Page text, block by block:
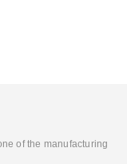
of the manufacturing